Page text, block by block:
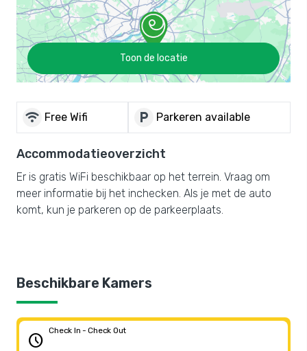
Toon de locatie
wifi Free Wifi local_parking Parkeren available
Accommodatieoverzicht
Er is gratis WiFi beschikbaar op het terrein. Vraag om
meer informatie bij het inchecken. Als je met de auto
komt, kun je parkeren op de parkeerplaats.
Beschikbare Kamers
schedule
Check In - Check Out